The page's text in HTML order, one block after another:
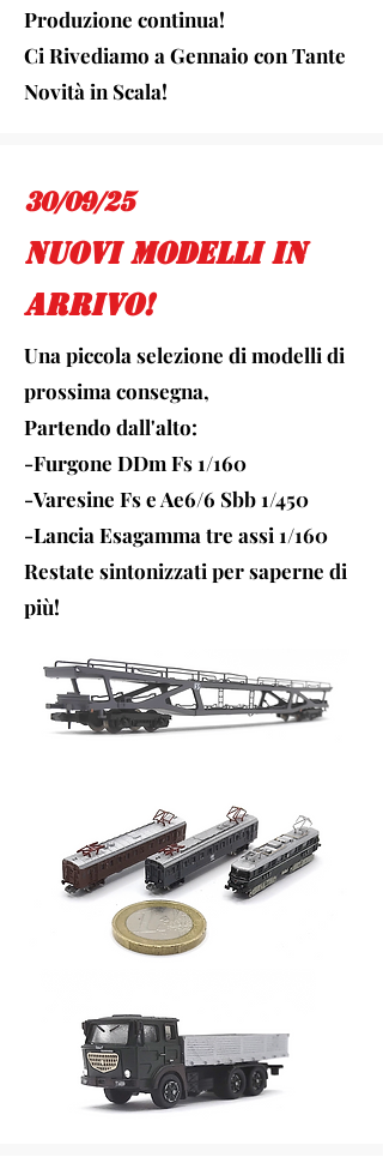
Produzione continua!
Ci Rivediamo a Gennaio con Tante
Novità in Scala!
30/09/25
nuovi modelli in
arrivo!
Una piccola selezione di modelli di
prossima consegna,
Partendo dall'alto:
-Furgone DDm Fs 1/160
-Varesine Fs e Ae6/6 Sbb 1/450
-Lancia Esagamma tre assi 1/160
Restate sintonizzati per saperne di
più!